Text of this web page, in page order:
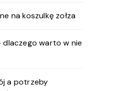
na koszulkę zołza
dlaczego warto w nie
a potrzeby